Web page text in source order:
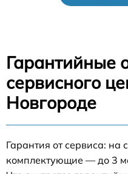
Гарантийные
сервисного
Новгороде
Гарантия от сервиса: на
комплектующие — до 3